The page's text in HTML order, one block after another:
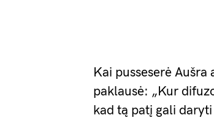
Kai pusseserė
paklausė: „Kur
kad tą patį gali daryti